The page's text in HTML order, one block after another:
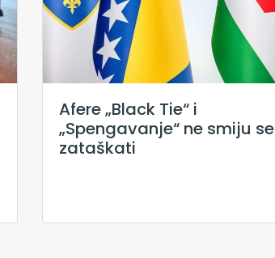
Afere „Black Tie“ i
„Spengavanje“ ne smiju se
zataškati